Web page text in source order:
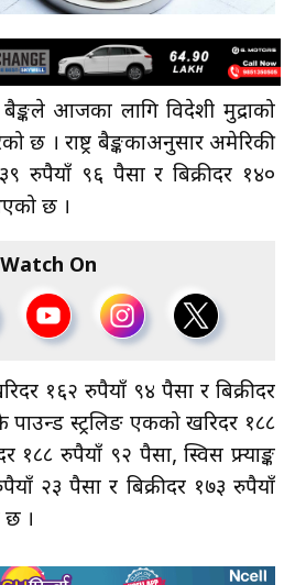
बैङ्कले आजका लागि विदेशी मुद्राको
छ । राष्ट्र बैङ्ककाअनुसार अमेरिकी
रुपैयाँ ९६ पैसा र बिक्रीदर १४०
छ ।
Watch On
१६२ रुपैयाँ ९४ पैसा र बिक्रीदर
स्ट्रलिङ एकको खरिदर १८८
१८८ रुपैयाँ ९२ पैसा, स्विस फ्र्याङ्क
२३ पैसा र बिक्रीदर १७३ रुपैयाँ
छ ।